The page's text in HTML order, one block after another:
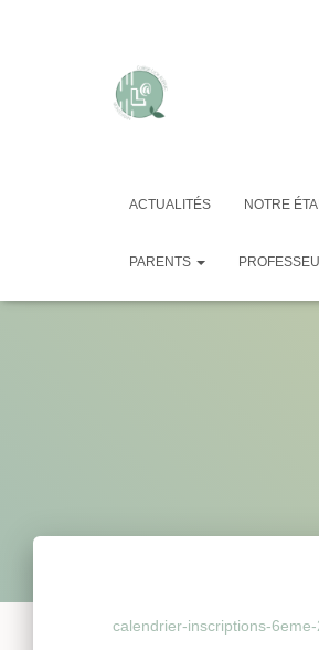
ACTUALITÉS NOTRE
PARENTS
calendrier-inscriptions-